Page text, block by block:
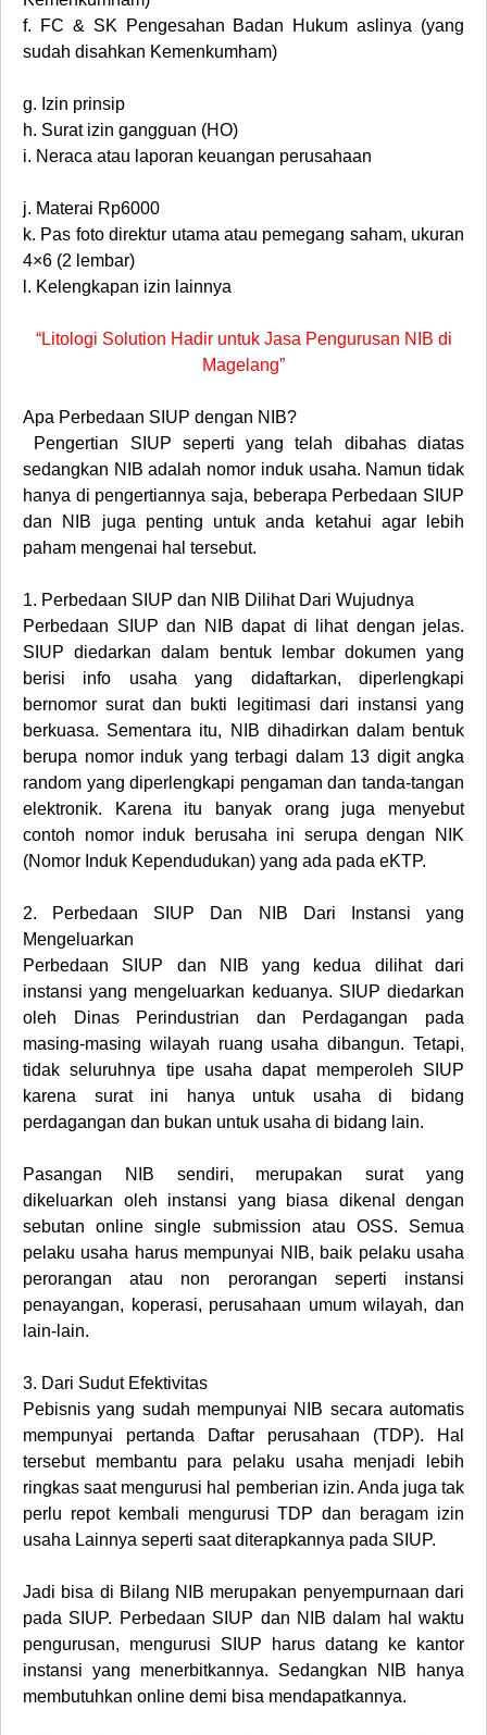
f.
FC & SK Pengesahan Badan Hukum aslinya (yang
sudah disahkan Kemenkumham)
g. Izin prinsip
h. Surat izin gangguan (HO)
i. Neraca atau laporan keuangan perusahaan
j. Materai Rp6000
k. Pas foto direktur utama atau pemegang saham, ukuran
4×6 (2 lembar)
l. Kelengkapan izin lainnya
“Litologi Solution Hadir untuk Jasa Pengurusan NIB di
Magelang”
Apa Perbedaan SIUP dengan NIB?
Pengertian SIUP seperti yang telah dibahas diatas
sedangkan NIB adalah nomor induk usaha. Namun tidak
hanya di pengertiannya saja, beberapa Perbedaan SIUP
dan NIB juga penting untuk anda ketahui agar lebih
paham mengenai hal tersebut.
1. Perbedaan SIUP dan NIB Dilihat Dari Wujudnya
Perbedaan SIUP dan NIB dapat di lihat dengan jelas.
SIUP diedarkan dalam bentuk lembar dokumen yang
berisi info usaha yang didaftarkan, diperlengkapi
bernomor surat dan bukti legitimasi dari instansi yang
berkuasa. Sementara itu, NIB dihadirkan dalam bentuk
berupa nomor induk yang terbagi dalam 13 digit angka
random yang diperlengkapi pengaman dan tanda-tangan
elektronik. Karena itu banyak orang juga menyebut
contoh nomor induk berusaha ini serupa dengan NIK
(Nomor Induk Kependudukan) yang ada pada eKTP.
2.
Perbedaan SIUP Dan NIB Dari Instansi yang
Mengeluarkan
Perbedaan SIUP dan NIB yang kedua dilihat dari
instansi yang mengeluarkan keduanya. SIUP diedarkan
oleh Dinas Perindustrian dan Perdagangan pada
masing-masing wilayah ruang usaha dibangun. Tetapi,
tidak seluruhnya tipe usaha dapat memperoleh SIUP
karena surat ini hanya untuk usaha di bidang
perdagangan dan bukan untuk usaha di bidang lain.
Pasangan NIB sendiri, merupakan surat yang
dikeluarkan oleh instansi yang biasa dikenal dengan
sebutan online single submission atau OSS. Semua
pelaku usaha harus mempunyai NIB, baik pelaku usaha
perorangan atau non perorangan seperti instansi
penayangan, koperasi, perusahaan umum wilayah, dan
lain-lain.
3. Dari Sudut Efektivitas
Pebisnis yang sudah mempunyai NIB secara automatis
mempunyai pertanda Daftar perusahaan (TDP). Hal
tersebut membantu para pelaku usaha menjadi lebih
ringkas saat mengurusi hal pemberian izin. Anda juga tak
perlu repot kembali mengurusi TDP dan beragam izin
usaha Lainnya seperti saat diterapkannya pada SIUP.
Jadi bisa di Bilang NIB merupakan penyempurnaan dari
pada SIUP. Perbedaan SIUP dan NIB dalam hal waktu
pengurusan, mengurusi SIUP harus datang ke kantor
instansi yang menerbitkannya. Sedangkan NIB hanya
membutuhkan online demi bisa mendapatkannya.